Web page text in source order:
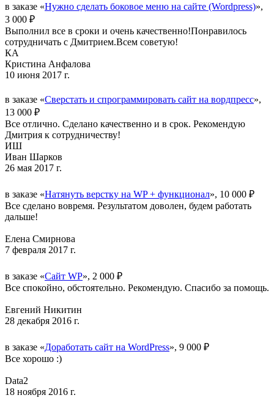
в заказе «Нужно сделать боковое меню на сайте (Wordpress)»,
3 000 ₽
Выполнил все в сроки и очень качественно!Понравилось
сотрудничать с Дмитрием.Всем советую!
КА
Кристина Анфалова
10 июня 2017 г.
в заказе «Сверстать и спрограммировать сайт на вордпресс»,
13 000 ₽
Все отлично. Сделано качественно и в срок. Рекомендую
Дмитрия к сотрудничеству!
ИШ
Иван Шарков
26 мая 2017 г.
в заказе «Натянуть верстку на WP + функционал», 10 000 ₽
Все сделано вовремя. Результатом доволен, будем работать
дальше!
Елена Смирнова
7 февраля 2017 г.
в заказе «Сайт WP», 2 000 ₽
Все спокойно, обстоятельно. Рекомендую. Спасибо за помощь.
Евгений Никитин
28 декабря 2016 г.
в заказе «Доработать сайт на WordPress», 9 000 ₽
Все хорошо :)
Data2
18 ноября 2016 г.